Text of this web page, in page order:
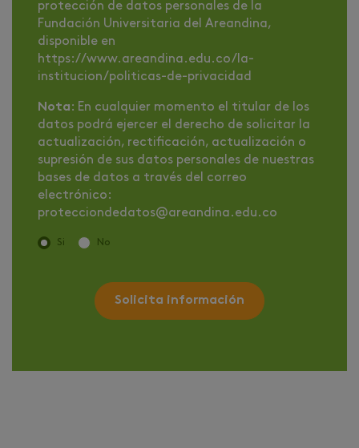
protección de datos personales de la
Fundación Universitaria del Areandina,
disponible en
https://www.areandina.edu.co/la-
institucion/politicas-de-privacidad
Nota: En cualquier momento el titular de los
datos podrá ejercer el derecho de solicitar la
actualización, rectificación, actualización o
supresión de sus datos personales de nuestras
bases de datos a través del correo
electrónico:
protecciondedatos@areandina.edu.co
Si No
Solicita información